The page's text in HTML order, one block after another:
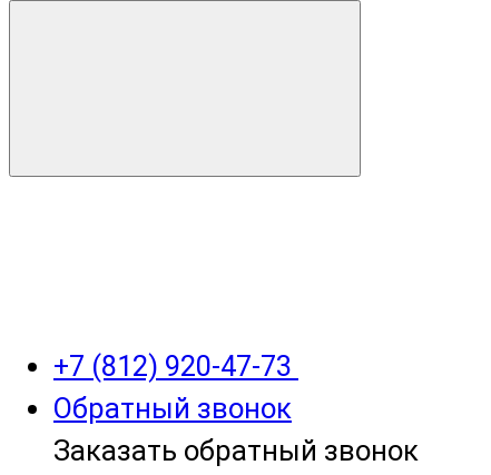
+7 (812) 920-47-73
Обратный звонок
Заказать обратный звонок